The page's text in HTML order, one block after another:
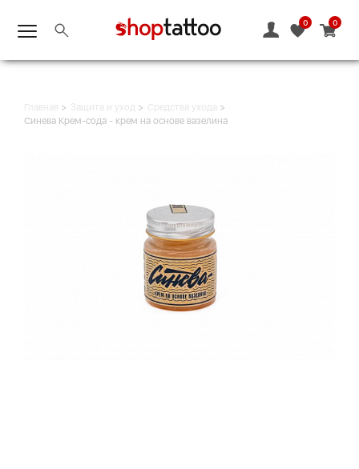
0
0
Главная Защита и уход
Средства ухода
Синева Крем-сода - крем на основе вазелина